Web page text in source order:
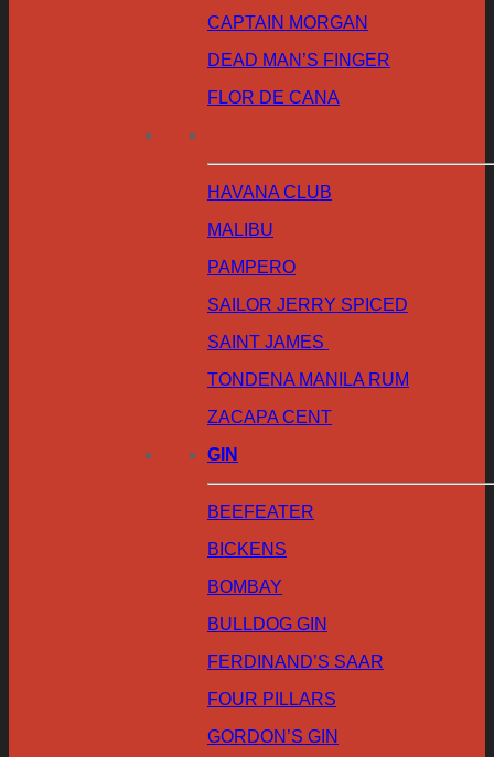
CAPTAIN MORGAN
DEAD MAN’S FINGER
FLOR DE CANA
HAVANA CLUB
MALIBU
PAMPERO
SAILOR JERRY SPICED
SAINT JAMES
TONDENA MANILA RUM
ZACAPA CENT
GIN
BEEFEATER
BICKENS
BOMBAY
BULLDOG GIN
FERDINAND’S SAAR
FOUR PILLARS
GORDON’S GIN